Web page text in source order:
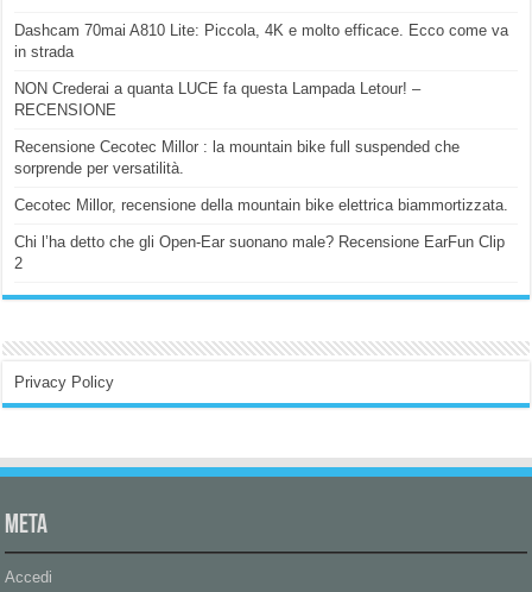
Dashcam 70mai A810 Lite: Piccola, 4K e molto efficace. Ecco come va
in strada
NON Crederai a quanta LUCE fa questa Lampada Letour! –
RECENSIONE
Recensione Cecotec Millor : la mountain bike full suspended che
sorprende per versatilità.
Cecotec Millor, recensione della mountain bike elettrica biammortizzata.
Chi l’ha detto che gli Open-Ear suonano male? Recensione EarFun Clip
2
Privacy Policy
Meta
Accedi